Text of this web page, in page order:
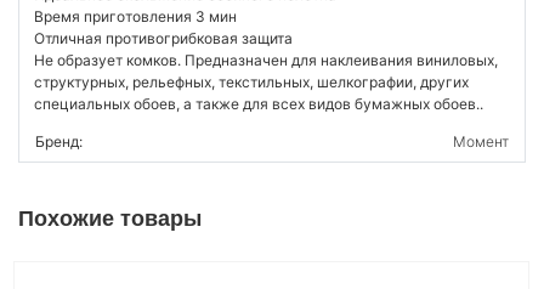
Время приготовления 3 мин
Отличная противогрибковая защита
Не образует комков. Предназначен для наклеивания виниловых,
структурных, рельефных, текстильных, шелкографии, других
специальных обоев, а также для всех видов бумажных обоев..
Бренд: Момент
Похожие товары